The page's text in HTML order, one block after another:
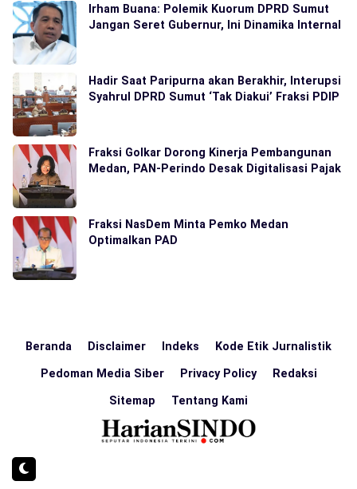
Irham Buana: Polemik Kuorum DPRD Sumut
Jangan Seret Gubernur, Ini Dinamika Internal
Hadir Saat Paripurna akan Berakhir, Interupsi
Syahrul DPRD Sumut ‘Tak Diakui’ Fraksi PDIP
Fraksi Golkar Dorong Kinerja Pembangunan
Medan, PAN-Perindo Desak Digitalisasi Pajak
Fraksi NasDem Minta Pemko Medan
Optimalkan PAD
Beranda Disclaimer Indeks Kode Etik Jurnalistik
Pedoman Media Siber Privacy Policy Redaksi
Sitemap Tentang Kami